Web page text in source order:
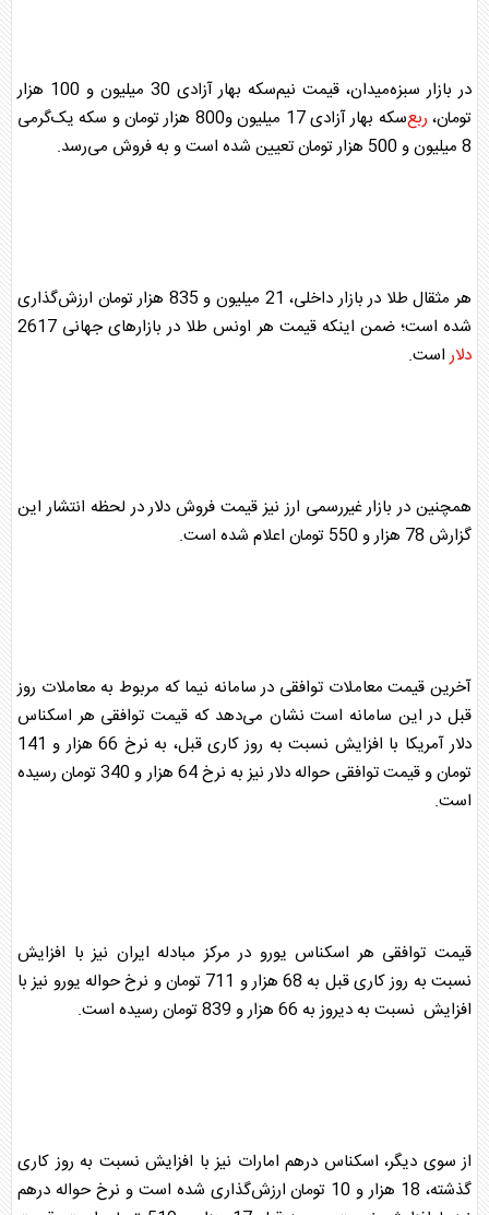
در بازار سبزه‌میدان، قیمت نیم‌سکه
بهار آزادی 30 میلیون و 100 هزار
تومان، ربعسکه بهار آزادی 17 میلیون و800 هزار تومان و سکهیک‌گرمی
8 میلیون و 500 هزار تومان تعیین شده است و به فروش می‌رسد.
هر مثقال طلا
در بازار داخلی، 21 میلیون و 835 هزار تومان ارزش‌گذاری
شده است؛ ضمن اینکه قیمت هر اونس طلا در بازارهای جهانی 2617
دلاراست.
همچنین در بازار غیررسمی ارز نیز قیمت فروش دلاردر لحظه انتشار این
گزارش 78 هزار و 550 تومان اعلام شده است.
آخرین قیمت معاملات توافقی در سامانه نیما که مربوط به معاملات روز
قبل در این سامانه است نشان می‌دهد که قیمت توافقی هر اسکناس
دلار
آمریکا با افزایش نسبت به روز کاری قبل، به نرخ 66 هزار و 141
تومان و قیمت توافقی حوالهدلار
نیز به نرخ 64 هزار و 340 تومان رسیده
است.
قیمت توافقی هر اسکناس یورو در مرکز مبادله ایران نیز با افزایش
نسبت به روز کاری قبل به 68 هزار و 711 تومان و نرخ حواله یورو نیز با
افزایش نسبت به دیروز به 66 هزار و 839 تومان رسیده است.
از سوی دیگر، اسکناس درهم امارات نیز با افزایش نسبت به روز کاری
گذشته، 18 هزار و 10 تومان ارزش‌گذاری شده است و نرخ حواله درهم